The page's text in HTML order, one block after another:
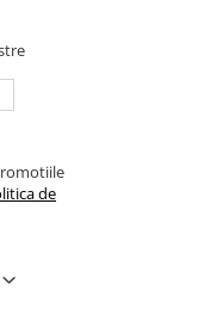
integrală,
(1%), năut
carne de
(1%), cartilaj
întreg
merișor
proaspăt.
de